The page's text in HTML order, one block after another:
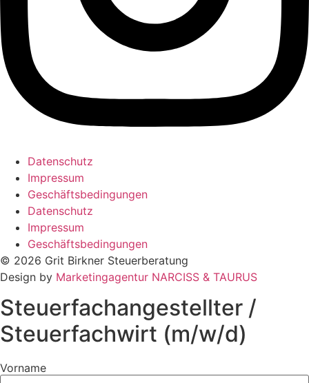
Datenschutz
Impressum
Geschäftsbedingungen
Datenschutz
Impressum
Geschäftsbedingungen
© 2026 Grit Birkner Steuerberatung
Design by Marketingagentur NARCISS & TAURUS
Steuerfachangestellter /
Steuerfachwirt (m/w/d)
Vorname